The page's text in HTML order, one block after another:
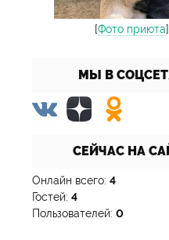
[Фото приюта]
МЫ В
СЕЙЧАС НА
Онлайн всего: 4
Гостей: 4
Пользователей: 0